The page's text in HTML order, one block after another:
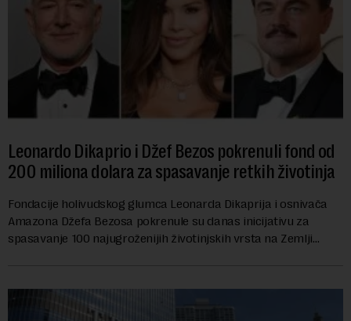
Leonardo Dikaprio i Džef Bezos pokrenuli fond od
200 miliona dolara za spasavanje retkih životinja
Fondacije holivudskog glumca Leonarda Dikaprija i osnivača
Amazona Džefa Bezosa pokrenule su danas inicijativu za
spasavanje 100 najugroženijih životinjskih vrsta na Zemlji